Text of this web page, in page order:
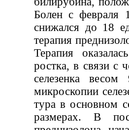
Болен с февраля
снижался до 18
терапия
Те­ра­пия
ростка, в связи с
селезенка
микроскопии
тура в основном
размерах. В